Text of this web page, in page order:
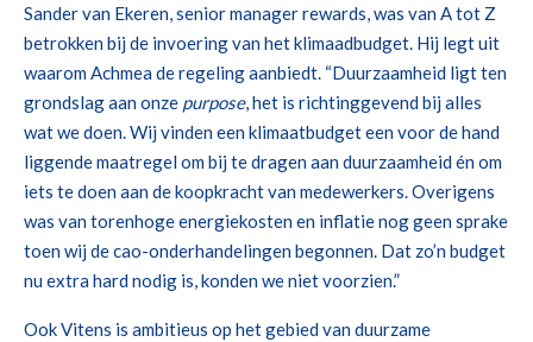
Sander van Ekeren, senior manager rewards, was van A tot Z
betrokken bij de invoering van het klimaadbudget. Hij legt uit
waarom Achmea de regeling aanbiedt. “Duurzaamheid ligt ten
grondslag aan onze purpose, het is richtinggevend bij alles
wat we doen. Wij vinden een klimaatbudget een voor de hand
liggende maatregel om bij te dragen aan duurzaamheid én om
iets te doen aan de koopkracht van medewerkers. Overigens
was van torenhoge energiekosten en inflatie nog geen sprake
toen wij de cao-onderhandelingen begonnen. Dat zo’n budget
nu extra hard nodig is, konden we niet voorzien.”
Ook Vitens is ambitieus op het gebied van duurzame